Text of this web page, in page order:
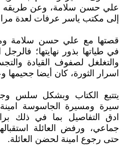
علي حسن سلامة، وعن طريقه
إلى مكتب ياسر عرفات لعدة
قصتها مع علي حسن سلامة
في طياتها بذور نهايتها؛
والتغلغل لصفوف القيادة
اسرار الثورة، كان أيضا جحيمها
يتتبع الكتاب وبشكل سلس
سيرة ومسيرة الجاسوسة امينة
ادق التفاصيل بما في ذلك
جماعي، ورفض العائلة
حتى رجوع امينة لحضن العائلة.